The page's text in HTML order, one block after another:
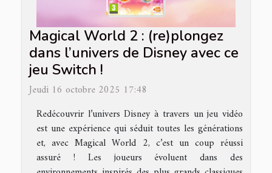
Magical World 2 : (re)plongez
dans l’univers de Disney avec ce
jeu Switch !
Jeudi 16 octobre 2025 17:48
Redécouvrir l’univers Disney à travers un jeu vidéo
est une expérience qui séduit toutes les générations
et, avec Magical World 2, c’est un coup réussi
assuré ! Les joueurs évoluent dans des